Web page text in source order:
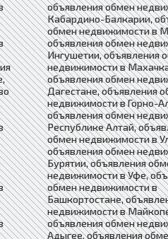
объявления обмен
Кабардино-Балкарии,
обмен недвижимости в
объявления обмен
Ингушетии, объявления
недвижимости в
объявления обмен
Дагестане, объявления
недвижимости в Горно-
объявления обмен
Республике Алтай,
обмен недвижимости в
объявления обмен
Бурятии, объявления
недвижимости в Уфе,
обмен недвижимости в
Башкортостане,
недвижимости в
объявления обмен
Адыгее, объявления